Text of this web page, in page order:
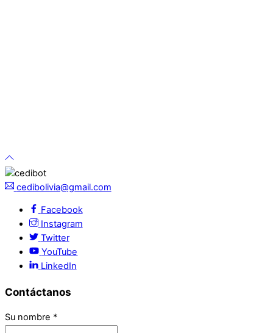
cedibolivia@gmail.com
Facebook
Instagram
Twitter
YouTube
LinkedIn
Contáctanos
Su nombre *